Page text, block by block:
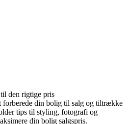
den rigtige pris
din bolig til salg og tiltrække
tips til styling, fotografi og
din bolig salgspris.